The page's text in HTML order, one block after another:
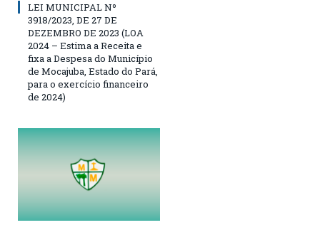
LEI MUNICIPAL Nº
3918/2023, DE 27 DE
DEZEMBRO DE 2023 (LOA
2024 – Estima a Receita e
fixa a Despesa do Município
de Mocajuba, Estado do Pará,
para o exercício financeiro
de 2024)